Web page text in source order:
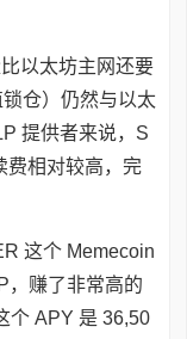
以太坊主网还要
仓）仍然与以太
提供者来说，S
费相对较高，完
这个 Memecoin
，赚了非常高的
个 APY 是 36,50